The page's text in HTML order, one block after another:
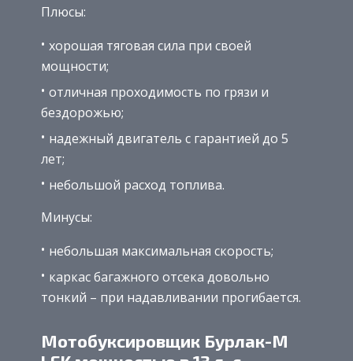
Плюсы:
хорошая тяговая сила при своей
мощности;
отличная проходимость по грязи и
бездорожью;
надежный двигатель с гарантией до 5
лет;
небольшой расход топлива.
Минусы:
небольшая максимальная скорость;
каркас багажного отсека довольно
тонкий – при надавливании прогибается.
Мотобуксировщик Бурлак-M